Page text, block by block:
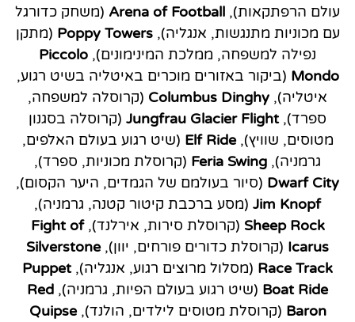
עולם הרפתקאות), Arena of Football (משחק כדורגל
עם מכוניות מתנגשות, אנגליה),Poppy Towers (מתקן
נפילה למשפחה, ממלכת המינימונים), Piccolo
Mondo (ביקור באזורים מוכרים באיטליה בשיט רגוע,
איטליה), Columbus Dinghy (קרוסלה למשפחה,
ספרד),Jungfrau Glacier Flight (קרוסלה בסגנון
מטוסים, שוויץ),
Elf Ride
(שיט רגוע בעולם האלפים,
גרמניה), Feria Swing (קרוסלת מכוניות, ספרד),
Dwarf City (סיור בעולמם של הגמדים, היער הקסום),
Jim Knopf
(מסע ברכבת קיטור קטנה, גרמניה),
Sheep Rock (קרוסלת סירות, אירלנד),Fight of
Icarus (קרוסלת כדורים פורחים, יוון),Silverstone
Race Track (מסלול מרוצים רגוע, אנגליה),Puppet
Boat Ride (שיט רגוע בעולם הפיות, גרמניה), Red
Baron (קרוסלת מטוסים לילדים, הולנד),Quipse